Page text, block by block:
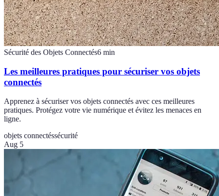
Sécurité des Objets Connectés6 min
Les meilleures pratiques pour sécuriser vos objets
connectés
Apprenez à sécuriser vos objets connectés avec ces meilleures
pratiques. Protégez votre vie numérique et évitez les menaces en
ligne.
objets connectéssécurité
Aug 5